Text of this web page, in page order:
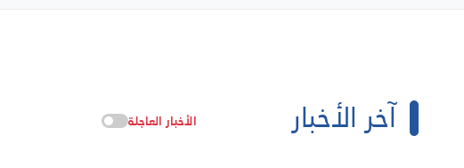
آخر الأخبار الأخبار العاجلة